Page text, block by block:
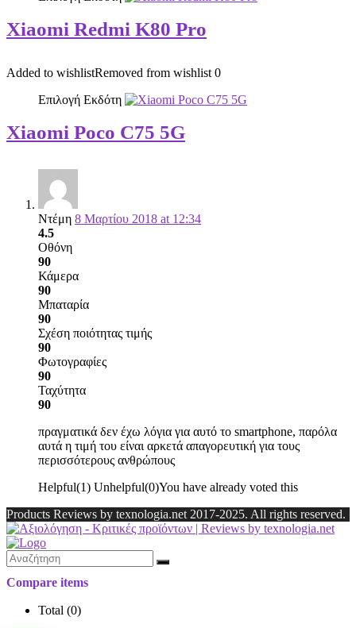
Xiaomi Redmi K80 Pro
Added to wishlistRemoved from wishlist 0
Επιλογή Εκδότη
Xiaomi Poco C75 5G
Ντέμη 8 Μαρτίου 2018 at 12:34
4.5
Οθόνη
90
Κάμερα
90
Μπαταρία
90
Σχέση ποιότητας τιμής
90
Φωτογραφίες
90
Ταχύτητα
90
πραγματικά δεν έχω λόγια για αυτό το smartphone, παρόλα
αυτά η τιμή του είναι αρκετά απαγορευτική για τους
περισσότερους ανθρώπους
Helpful(1) Unhelpful(0)You have already voted this
Products Reviews by texnologia.net 2017-2025. All rights reserved.
Compare items
Total (0)